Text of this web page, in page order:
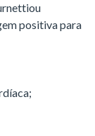
positiva para